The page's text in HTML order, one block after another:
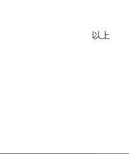
以上